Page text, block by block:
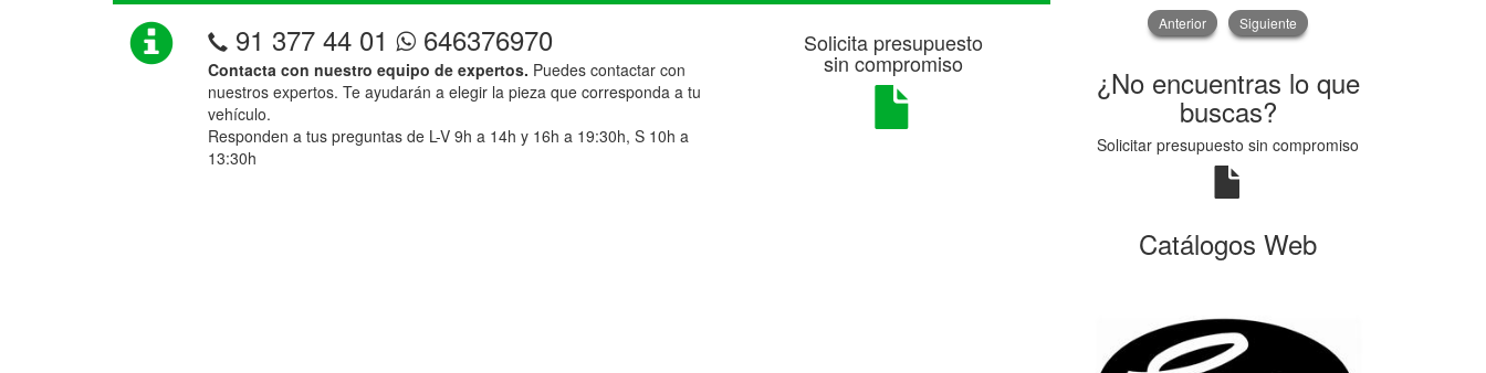
91 377 44 01 646376970
Contacta con nuestro equipo de expertos. Puedes contactar con
nuestros expertos. Te ayudarán a elegir la pieza que corresponda a tu
vehículo.
Responden a tus preguntas de L-V 9h a 14h y 16h a 19:30h, S 10h a
13:30h
Solicita presupuesto
sin compromiso
Anterior Siguiente
¿No encuentras lo que
buscas?
Solicitar presupuesto sin compromiso
Catálogos Web